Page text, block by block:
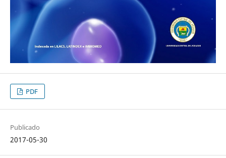
PDF
Publicado
2017-05-30